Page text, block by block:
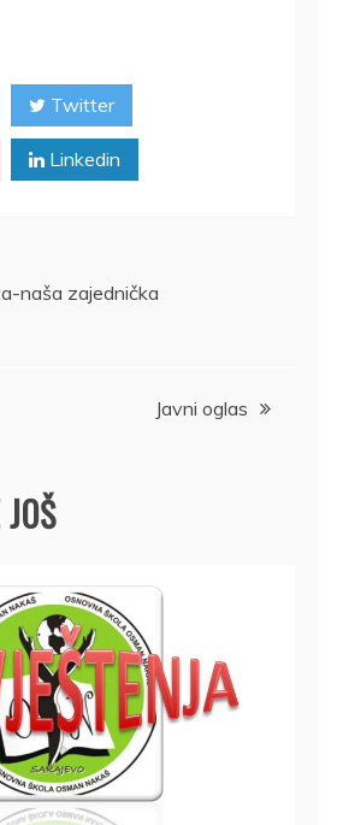
Twitter
Linkedin
naša zajednička
Javni oglas